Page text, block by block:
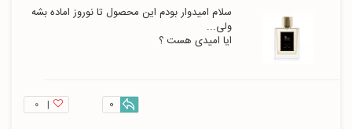
سلام امیدوار بودم این محصول تا نوروز اماده بشه
ایا امیدی هست ؟
| ۰ 0